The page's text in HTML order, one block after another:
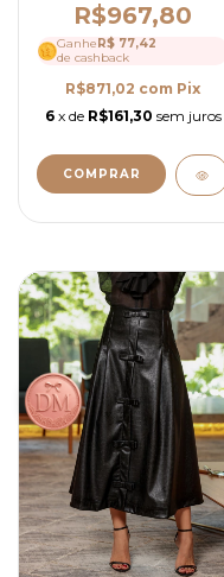
R$967,80
Ganhe R$ 77,42
de cashback
R$871,02 com Pix
6 x de R$161,30 sem juros
COMPRAR